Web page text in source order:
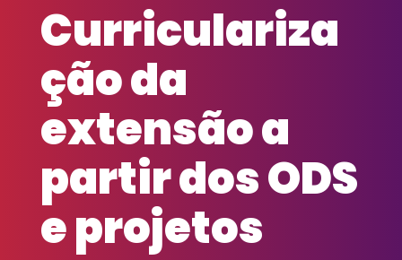
Curriculariza
ção da
extensão a
partir dos ODS
e projetos